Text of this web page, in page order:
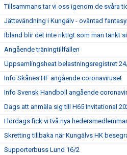
Tillsammans tar vi oss igenom de svåra
Jättevändning i Kungälv - oväntad
Ibland blir det inte riktigt som man tänkt
Angående träningtillfällen
Uppsamlingsheat belastningsregistret
Info Skånes HF angående coronaviruset
Info Svensk Handboll angående
Dags att anmäla sig till H65 Invitational
I lördags fick vi två nya hedersmedlemmar
Skretting tillbaka när Kungälvs HK
Supporterbuss Lund 16/2